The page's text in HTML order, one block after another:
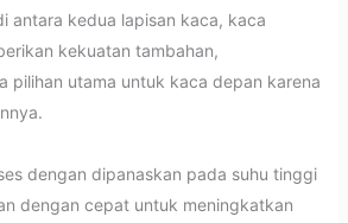
antara kedua lapisan kaca, kaca
kekuatan tambahan,
pilihan utama untuk kaca depan karena
dengan dipanaskan pada suhu tinggi
dengan cepat untuk meningkatkan